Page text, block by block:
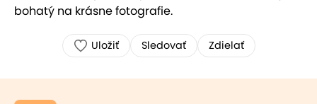
bohatý na krásne fotografie.
Uložiť Sledovať Zdielať